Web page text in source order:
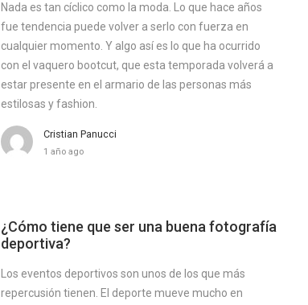
Nada es tan cíclico como la moda. Lo que hace años
fue tendencia puede volver a serlo con fuerza en
cualquier momento. Y algo así es lo que ha ocurrido
con el vaquero bootcut, que esta temporada volverá a
estar presente en el armario de las personas más
estilosas y fashion.
Cristian Panucci
1 año ago
¿Cómo tiene que ser una buena fotografía
deportiva?
Los eventos deportivos son unos de los que más
repercusión tienen. El deporte mueve mucho en